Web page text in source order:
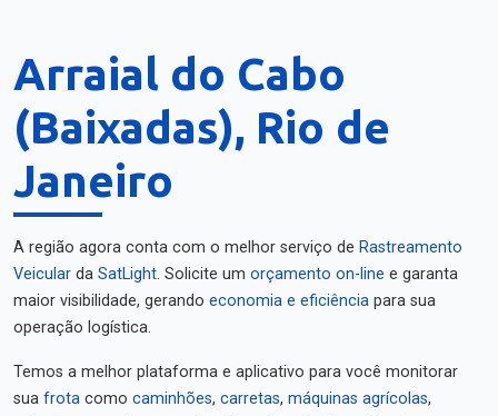
Arraial do Cabo
(Baixadas), Rio de
Janeiro
A região agora conta com o melhor serviço de Rastreamento
Veicular da SatLight. Solicite um orçamento on-line e garanta
maior visibilidade, gerando economia e eficiência para sua
operação logística.
Temos a melhor plataforma e aplicativo para você monitorar
sua frota como caminhões, carretas, máquinas agrícolas,